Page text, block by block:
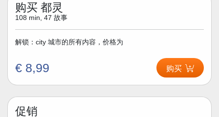
购买 都灵
108 min, 47 故事
解锁：city 城市的所有内容，价格为
€ 8,99 购买
促销